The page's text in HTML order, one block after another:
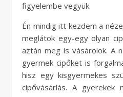
figyelembe vegyük.
Én mindig itt kezdem a
meglátok egy-egy olyan
aztán meg is vásárolok. A
gyermek cipőket is
hisz egy kisgyermekes
cipővásárlás. A gyerekek